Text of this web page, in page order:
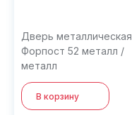
Дверь металлическая
Форпост 52 металл /
металл
В корзину